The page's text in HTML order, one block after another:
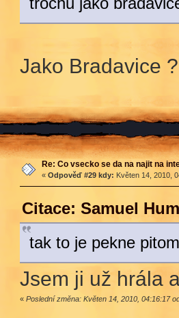
Jako Bradavice
Re: Co vsecko se da na najit na
« Odpověď #29 kdy: Květen 14, 2010,
Citace: Samuel
tak to je pekne
Jsem ji už hrála
« Poslední změna: Květen 14, 2010, 04:16:17